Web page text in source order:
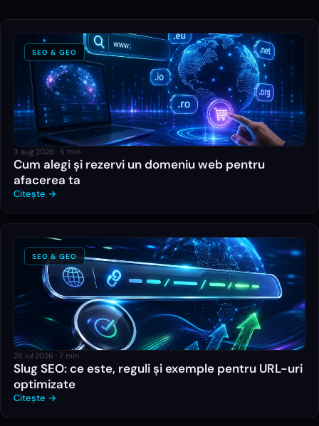
SEO & GEO
3 aug 2026 · 5 min
Cum alegi și rezervi un domeniu web pentru
afacerea ta
Citește →
SEO & GEO
28 iul 2026 · 7 min
Slug SEO: ce este, reguli și exemple pentru URL-uri
optimizate
Citește →